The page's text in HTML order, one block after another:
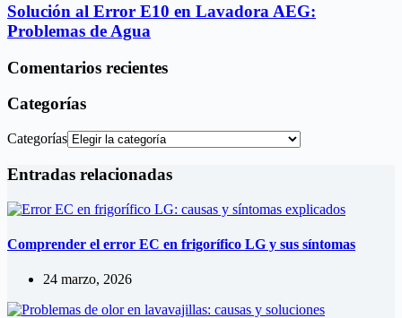
Solución al Error E10 en Lavadora AEG:
Problemas de Agua
Comentarios recientes
Categorías
Categorías
Entradas relacionadas
Comprender el error EC en frigorífico LG y sus síntomas
24 marzo, 2026